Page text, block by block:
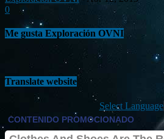
0
Me gusta Exploración OVNI
Translate website
Select Language